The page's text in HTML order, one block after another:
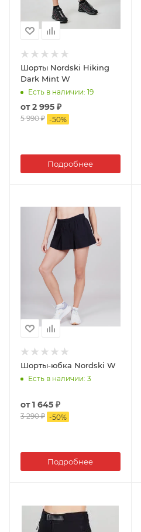
Шорты Nordski Hiking
Dark Mint W
Есть в наличии: 19
от2 995 ₽
5 990 ₽ -50%
Подробнее
Шорты-юбка Nordski W
Есть в наличии: 3
от1 645 ₽
3 290 ₽ -50%
Подробнее